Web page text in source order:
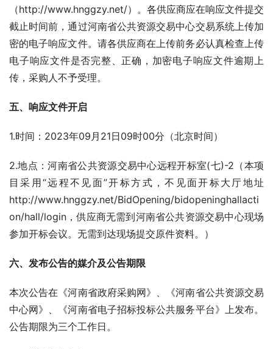
（http://www.hnggzy.net/）。各供应商应在响应文件提交
截止时间前，通过河南省公共资源交易中心交易系统上传加
密的电子响应文件。请各供应商在上传前务必认真检查上传
电子响应文件是否完整、正确，加密电子响应文件逾期上
传，采购人不予受理。
五、响应文件开启
1.时间：2023年09月21日09时00分（北京时间）
2.地点：河南省公共资源交易中心远程开标室(七)-2（本项
目采用“远程不见面”开标方式，不见面开标大厅地址
http://www.hnggzy.net/BidOpening/bidopeninghallacti
on/hall/login，供应商无需到河南省公共资源交易中心现场
参加开标会议。无需到达现场提交原件资料。）
六、 发布公告的媒介及公告期限
本次公告在《河南省政府采购网》、《河南省公共资源交易
中心网》、《河南省电子招标投标公共服务平台》上发布。
公告期限为三个工作日。